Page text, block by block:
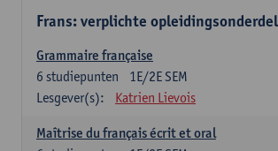
Frans: verplichte
Grammaire française
1E/2E SEM
6 studiepunten
Lesgever(s):
Katrien Lievois
Maîtrise du français écrit et oral